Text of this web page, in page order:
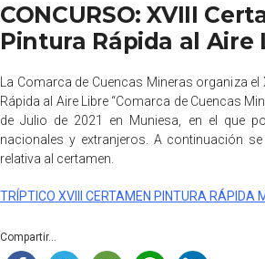
CONCURSO: XVIII
Pintura Rápida al Aire
La Comarca de Cuencas Mineras organiza el
Rápida al Aire Libre “Comarca de Cuencas
de Julio de 2021 en Muniesa, en el que
nacionales y extranjeros. A continuación
relativa al certamen.
TRÍPTICO XVIII CERTAMEN PINTURA RÁPIDA
Compartir...